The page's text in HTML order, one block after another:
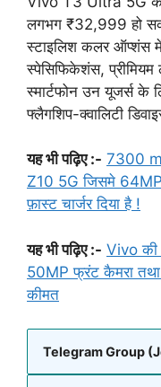
लगभग ₹32,999 हो
स्टाइलिश कलर ऑप्शंस में
स्पेसिफिकेशंस,
स्मार्टफोन उन यूजर्स के
फ्लैगशिप-क्वालिटी
यह भी पढ़िए :- 7300
Z10 5G जिसमे 64MP
फ़ास्ट चार्जर दिया है !
यह भी पढ़िए :- Vivo की
50MP फ्रंट कैमरा
कीमत
Telegram Group